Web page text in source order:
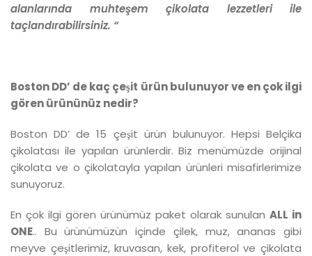
alanlarında muhteşem çikolata lezzetleri ile
taçlandırabilirsiniz. “
Boston DD’ de kaç çeşit ürün bulunuyor ve ençok ilgi
görenürününüz nedir?
Boston DD’ de 15 çeşit ürün bulunuyor. Hepsi Belçika
çikolatası ile yapılan ürünlerdir. Biz menümüzde orijinal
çikolata ve o çikolatayla yapılan ürünleri misafirlerimize
sunuyoruz.
En çok ilgi gören ürünümüz paket olarak sunulan ALL in
ONE.. Bu ürünümüzün içinde çilek, muz, ananas gibi
meyve çeşitlerimiz, kruvasan, kek, profiterol ve çikolata